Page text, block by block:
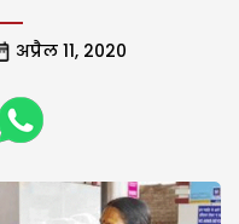
अप्रैल 11, 2020